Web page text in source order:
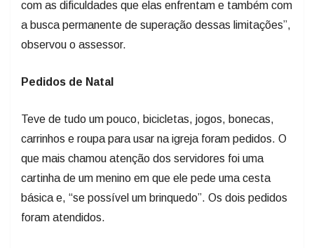
com as dificuldades que elas enfrentam e também com
a busca permanente de superação dessas limitações”,
observou o assessor.
Pedidos de Natal
Teve de tudo um pouco, bicicletas, jogos, bonecas,
carrinhos e roupa para usar na igreja foram pedidos. O
que mais chamou atenção dos servidores foi uma
cartinha de um menino em que ele pede uma cesta
básica e, “se possível um brinquedo”. Os dois pedidos
foram atendidos.